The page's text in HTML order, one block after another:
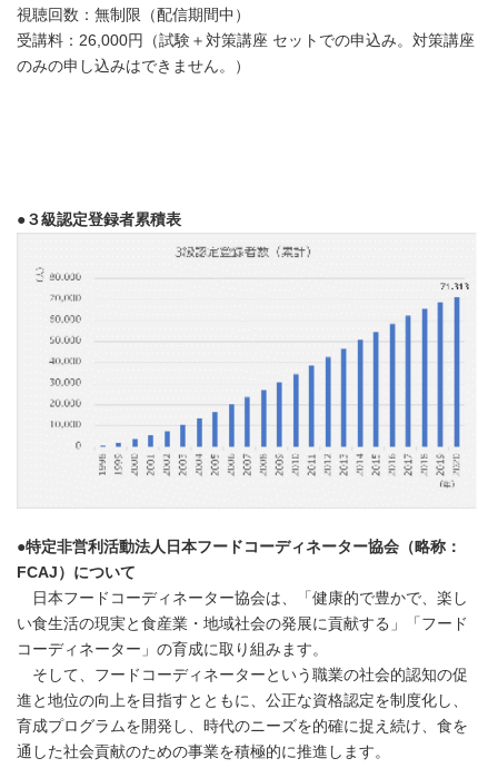
視聴回数：無制限（配信期間中）
受講料：26,000円（試験＋対策講座 セットでの申込み。対策講座
のみの申し込みはできません。）
● ３級認定登録者累積表
●特定非営利活動法人日本フードコーディネーター協会（略称：
FCAJ ）について
日本フードコーディネーター協会は、「健康的で豊かで、楽し
い食生活の現実と食産業・地域社会の発展に貢献する」「フード
コーディネーター」の育成に取り組みます。
そして、フードコーディネーターという職業の社会的認知の促
進と地位の向上を目指すとともに、公正な資格認定を制度化し、
育成プログラムを開発し、時代のニーズを的確に捉え続け、食を
通した社会貢献のための事業を積極的に推進します。